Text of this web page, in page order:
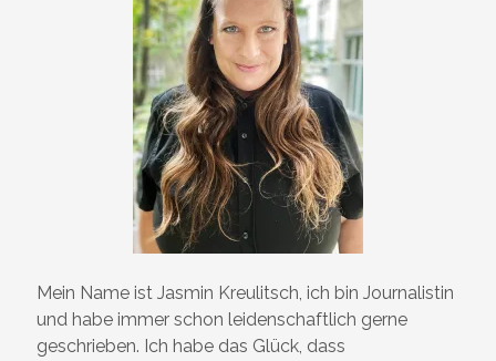
Mein Name ist Jasmin Kreulitsch, ich bin Journalistin
und habe immer schon leidenschaftlich gerne
geschrieben. Ich habe das Glück, dass